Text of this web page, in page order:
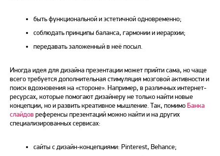
быть функциональной и эстетичной одновременно;
соблюдать принципы баланса, гармонии и иерархии;
передавать заложенный в неё посыл.
Иногдаидея для дизайна презентации может прийти сама, но чаще
всего требуется дополнительная стимуляция мозговой активности и
поиск вдохновения на «стороне». Например, в различных интернет-
ресурсах, которые помогают дизайнеру не только найти новые
концепции, но и развить креативное мышление. Так, помимоБанка
слайдов референсы презентацийможно найти и на других
специализированных сервисах:
сайты с дизайн-концепциями: Pinterest, Behance;